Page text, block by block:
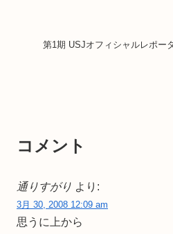
第1期 USJオフィシャルレポー
コメント
通りすがり より:
3月 30, 2008 12:09 am
思うに上から